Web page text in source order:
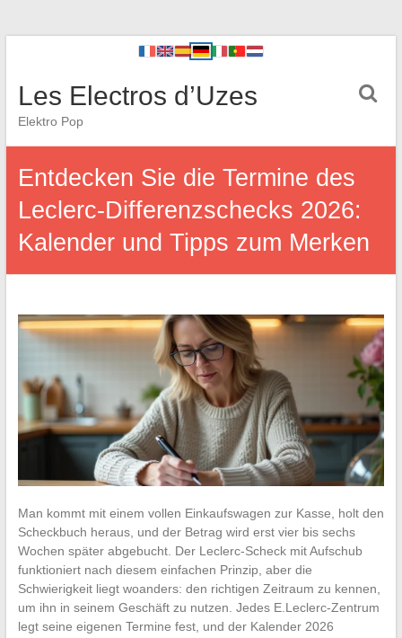
Les Electros d’Uzes
Elektro Pop
Entdecken Sie die Termine des
Leclerc-Differenzschecks 2026:
Kalender und Tipps zum Merken
Man kommt mit einem vollen Einkaufswagen zur Kasse, holt den
Scheckbuch heraus, und der Betrag wird erst vier bis sechs
Wochen später abgebucht. Der Leclerc-Scheck mit Aufschub
funktioniert nach diesem einfachen Prinzip, aber die
Schwierigkeit liegt woanders: den richtigen Zeitraum zu kennen,
um ihn in seinem Geschäft zu nutzen. Jedes E.Leclerc-Zentrum
legt seine eigenen Termine fest, und der Kalender 2026